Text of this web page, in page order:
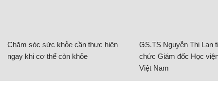
Chăm sóc sức khỏe cần thực hiện
ngay khi cơ thể còn khỏe
GS.TS Nguyễn Thị Lan
chức Giám đốc Học
Việt Nam